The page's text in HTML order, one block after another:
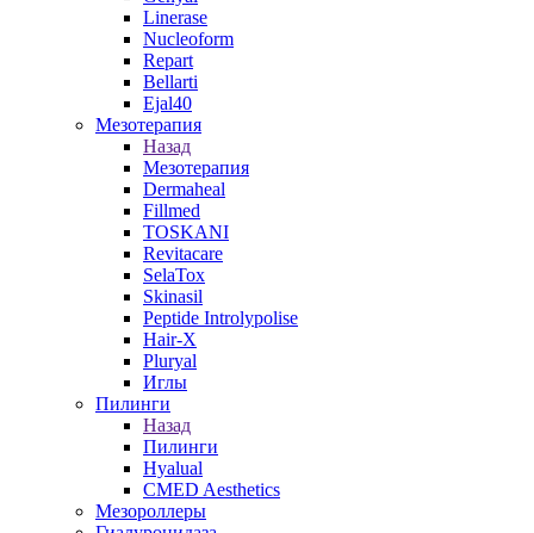
Linerase
Nucleoform
Repart
Bellarti
Ejal40
Мезотерапия
Назад
Мезотерапия
Dermaheal
Fillmed
TOSKANI
Revitacare
SelaTox
Skinasil
Peptide Introlypolise
Hair-X
Pluryal
Иглы
Пилинги
Назад
Пилинги
Hyalual
CMED Aesthetics
Мезороллеры